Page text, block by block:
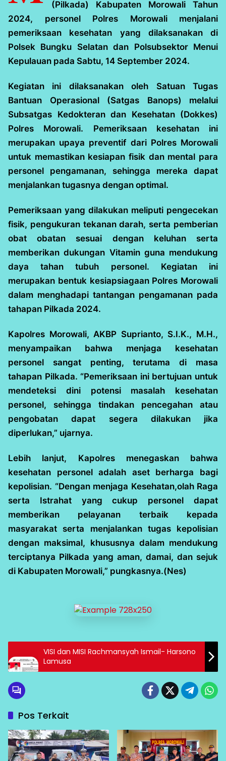
(Pilkada) Kabupaten Morowali Tahun
2024, personel Polres Morowali menjalani
pemeriksaan kesehatan yang dilaksanakan di
Polsek Bungku Selatan dan Polsubsektor Menui
Kepulauan pada Sabtu, 14 September 2024.
Kegiatan ini dilaksanakan oleh Satuan Tugas
Bantuan Operasional (Satgas Banops) melalui
Subsatgas Kedokteran dan Kesehatan (Dokkes)
Polres Morowali. Pemeriksaan kesehatan ini
merupakan upaya preventif dari Polres Morowali
untuk memastikan kesiapan fisik dan mental para
personel pengamanan, sehingga mereka dapat
menjalankan tugasnya dengan optimal.
Pemeriksaan yang dilakukan meliputi pengecekan
fisik, pengukuran tekanan darah, serta pemberian
obat obatan sesuai dengan keluhan serta
memberikan dukungan Vitamin guna mendukung
daya tahan tubuh personel. Kegiatan ini
merupakan bentuk kesiapsiagaan Polres Morowali
dalam menghadapi tantangan pengamanan pada
tahapan Pilkada 2024.
Kapolres Morowali, AKBP Suprianto, S.I.K., M.H.,
menyampaikan bahwa menjaga kesehatan
personel sangat penting, terutama di masa
tahapan Pilkada. “Pemeriksaan ini bertujuan untuk
mendeteksi dini potensi masalah kesehatan
personel, sehingga tindakan pencegahan atau
pengobatan dapat segera dilakukan jika
diperlukan,” ujarnya.
Lebih lanjut, Kapolres menegaskan bahwa
kesehatan personel adalah aset berharga bagi
kepolisian. “Dengan menjaga Kesehatan,olah Raga
serta Istrahat yang cukup personel dapat
memberikan pelayanan terbaik kepada
masyarakat serta menjalankan tugas kepolisian
dengan maksimal, khususnya dalam mendukung
terciptanya Pilkada yang aman, damai, dan sejuk
di Kabupaten Morowali,” pungkasnya.(Nes)
VISI dan MISI Rachmansyah Ismail- Harsono
Lamusa
Pos Terkait